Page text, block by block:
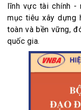
lĩnh vực tài chính -
mục tiêu xây dựng
toàn và bền vững,
quốc gia.